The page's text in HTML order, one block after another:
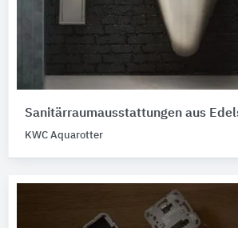
Sanitärraumausstattungen aus
KWC Aquarotter